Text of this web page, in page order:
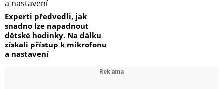
Experti předvedli, jak
snadno lze napadnout
dětské hodinky. Na dálku
získali přístup k mikrofonu
a nastavení